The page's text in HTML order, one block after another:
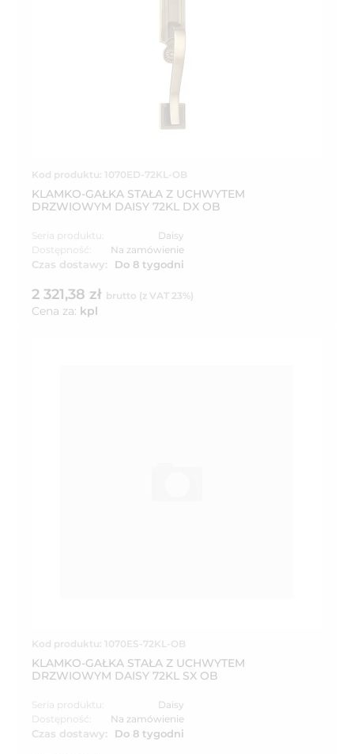
Kod produktu: 1070ED-72KL-OB
KLAMKO-GAŁKA STAŁA Z UCHWYTEM
DRZWIOWYM DAISY 72KL DX OB
Seria produktu:
Daisy
Dostępność:
Na zamówienie
Czas dostawy: Do 8 tygodni
2 321,38 zł brutto (z VAT 23%)
Cena za: kpl
Kod produktu: 1070ES-72KL-OB
KLAMKO-GAŁKA STAŁA Z UCHWYTEM
DRZWIOWYM DAISY 72KL SX OB
Seria produktu:
Daisy
Dostępność:
Na zamówienie
Czas dostawy: Do 8 tygodni